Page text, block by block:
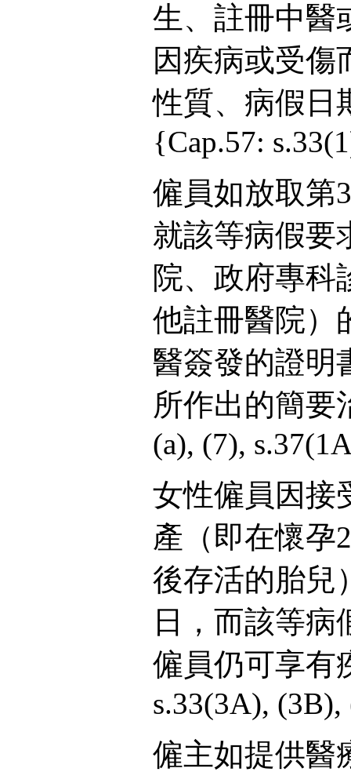
生、註冊中醫
因疾病或受傷
性質、病假日
{Cap.57:
僱員如放取第
就該等病假要
院、政府專科
他註冊醫院）
醫簽發的證明
所作出的簡要
(a), (7),
女性僱員因接
產（即在懷孕
後存活的胎兒
日，而該等病
僱員仍可享有
s.33(3A),
僱主如提供醫